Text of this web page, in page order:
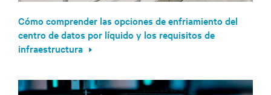
Cómo comprender las opciones de enfriamiento del
centro de datos por líquido y los requisitos de
infraestructura